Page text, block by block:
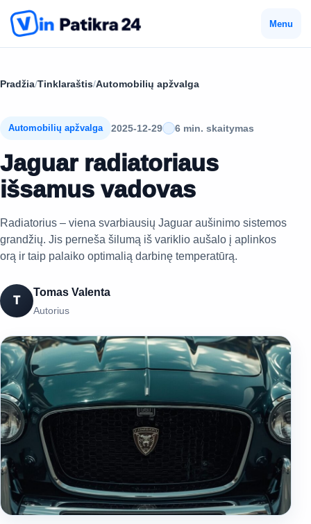
Menu
Pradžia/Tinklaraštis/Automobilių apžvalga
Automobilių apžvalga 2025-12-29 6 min. skaitymas
Jaguar radiatoriaus
išsamus vadovas
Radiatorius – viena svarbiausių Jaguar aušinimo sistemos
grandžių. Jis perneša šilumą iš variklio aušalo į aplinkos
orą ir taip palaiko optimalią darbinę temperatūrą.
T
Tomas Valenta
Autorius